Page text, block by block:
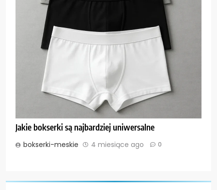
Jakie bokserki są najbardziej uniwersalne
bokserki-meskie 4 miesiące ago 0